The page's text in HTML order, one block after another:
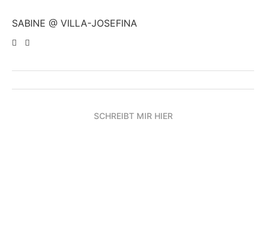
SABINE @ VILLA-JOSEFINA
SCHREIBT MIR HIER